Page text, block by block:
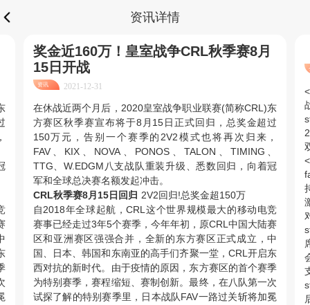
资讯详情
奖金近160万！皇室战争CRL秋季赛8月
15日开战
资讯 2021-12-31
在休战近两个月后，2020皇室战争职业联赛(简称CRL)东
方赛区秋季赛宣布将于8月15日正式回归，总奖金超过
150万元，告别一个赛季的2V2模式也将再次归来，
FAV、KIX、NOVA、PONOS、TALON、TIMING、
TTG、W.EDGM八支战队重装升级、悉数回归，向着冠
军和全球总决赛名额发起冲击。
CRL秋季赛8月15日回归 2V2回归!总奖金超150万
自2018年全球起航，CRL这个世界规模最大的移动电竞
赛事已经走过3年5个赛季，今年年初，原CRL中国大陆赛
区和亚洲赛区强强合并，全新的东方赛区正式成立，中
国、日本、韩国和东南亚的高手们齐聚一堂，CRL开启东
西对抗的新时代。由于疫情的原因，东方赛区的首个赛季
为特别赛季，赛程缩短、赛制创新。最终，在八队第一次
试探了解的特别赛季里，日本战队FAV一路过关斩将加冕